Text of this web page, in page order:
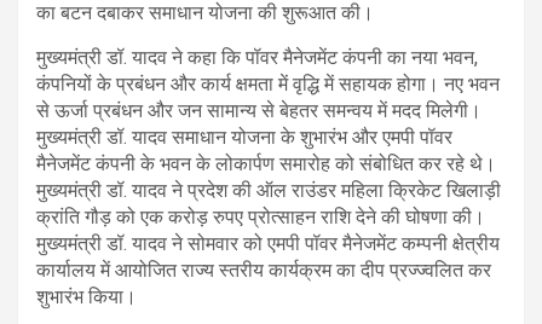
का बटन दबाकर समाधान योजना की शुरूआत की।
मुख्यमंत्री डॉ. यादव ने कहा कि पॉवर मैनेजमेंट कंपनी का नया भवन,
कंपनियों के प्रबंधन और कार्य क्षमता में वृद्धि में सहायक होगा। नए भवन
से ऊर्जा प्रबंधन और जन सामान्य से बेहतर समन्वय में मदद मिलेगी।
मुख्यमंत्री डॉ. यादव समाधान योजना के शुभारंभ और एमपी पॉवर
मैनेजमेंट कंपनी के भवन के लोकार्पण समारोह को संबोधित कर रहे थे।
मुख्यमंत्री डॉ. यादव ने प्रदेश की ऑल राउंडर महिला क्रिकेट खिलाड़ी
क्रांति गौड़ को एक करोड़ रुपए प्रोत्साहन राशि देने की घोषणा की।
मुख्यमंत्री डॉ. यादव ने सोमवार को एमपी पॉवर मैनेजमेंट कम्पनी क्षेत्रीय
कार्यालय में आयोजित राज्य स्तरीय कार्यक्रम का दीप प्रज्ज्वलित कर
शुभारंभ किया।